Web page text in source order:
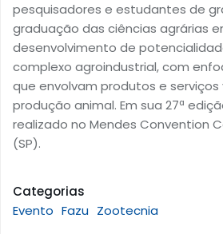
pesquisadores e estudantes de
graduação das ciências agrárias
desenvolvimento de
complexo agroindustrial, com
que envolvam produtos e
produção animal. Em sua 27ª
realizado no Mendes Convention
(SP).
Categorias
Evento Fazu Zootecnia